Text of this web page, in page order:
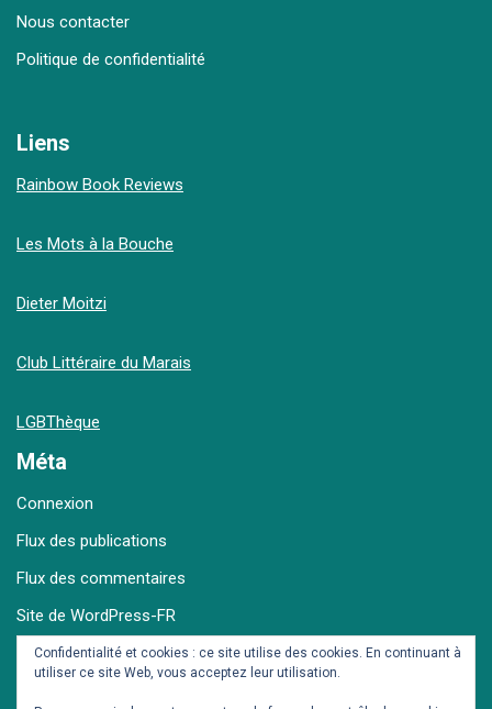
Nous contacter
Politique de confidentialité
Liens
Rainbow Book Reviews
Les Mots à la Bouche
Dieter Moitzi
Club Littéraire du Marais
LGBThèque
Méta
Connexion
Flux des publications
Flux des commentaires
Site de WordPress-FR
Confidentialité et cookies : ce site utilise des cookies. En continuant à
utiliser ce site Web, vous acceptez leur utilisation.